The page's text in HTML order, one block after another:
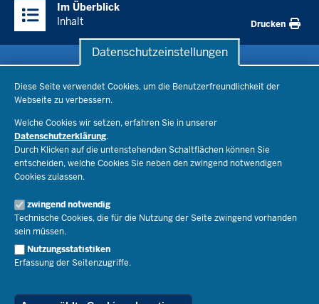
Datenschutzeinstellungen
Diese Seite verwendet Cookies, um die Benutzerfreundlichkeit der
Webseite zu verbessern.
Welche Cookies wir setzen, erfahren Sie in unserer
Datenschutzerklärung.
Durch Klicken auf die untenstehenden Schaltflächen können Sie
entscheiden, welche Cookies Sie neben den zwingend notwendigen
Cookies zulassen.
zwingend notwendig
Technische Cookies, die für die Nutzung der Seite zwingend vorhanden
sein müssen.
Nutzungsstatistiken
Erfassung der Seitenzugriffe.
Inhalte
Im Überblick
Inhalt
Drucken
Bildungsthemen
Lehrkräfte
Recht
Schulleben
Ministerium
Ministerin Dorothee Feller
Staatssekretär Dr. Urban Mauer
Open Government
Bibliothek
Veranstaltungen
Geschäftsbereich
Presse
Pressefotos
Social Media
Pressekontakt
Service
Schule(n) suchen
Kontakt
Der Weg zu uns
Publikationen